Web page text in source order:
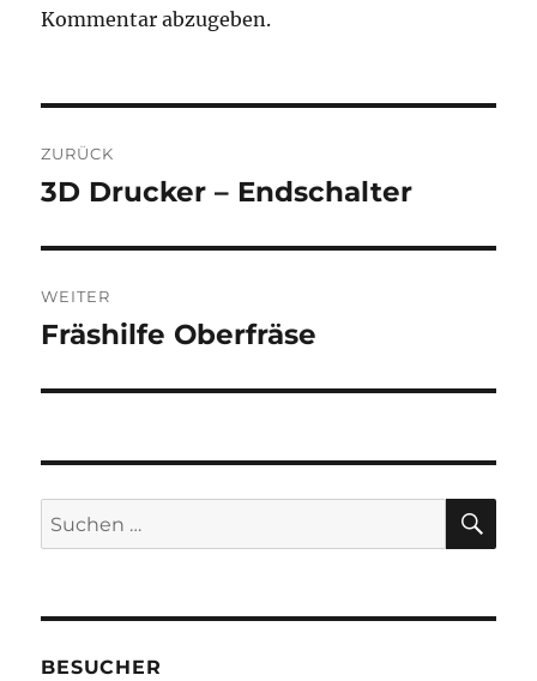
Kommentar abzugeben.
ZURÜCK
Vorheriger
3D Drucker – Endschalter
WEITER
Nächster
Fräshilfe Oberfräse
Suche
nach:
BESUCHER